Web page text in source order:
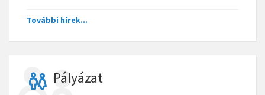
További hírek...
Pályázat